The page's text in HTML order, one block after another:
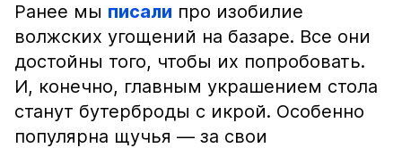
Ранее мы писали про изобилие
волжских угощений на базаре. Все они
достойны того, чтобы их попробовать.
И, конечно, главным украшением стола
станут бутерброды с икрой. Особенно
популярна щучья — за свои